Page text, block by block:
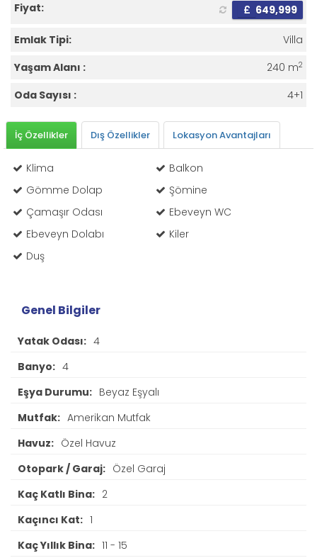
Fiyat:
£ 649,999
Emlak Tipi:
Villa
Yaşam Alanı :
240 m2
Oda Sayısı : 4+1
İç Özellikler Dış Özellikler Lokasyon Avantajları
Klima
Balkon
Gömme Dolap
Şömine
Çamaşır Odası
Ebeveyn WC
Ebeveyn Dolabı
Kiler
Duş
Genel Bilgiler
Yatak Odası: 4
Banyo: 4
Eşya Durumu: Beyaz Eşyalı
Mutfak: Amerikan Mutfak
Havuz: Özel Havuz
Otopark / Garaj: Özel Garaj
Kaç Katlı Bina: 2
Kaçıncı Kat: 1
Kaç Yıllık Bina: 11 - 15